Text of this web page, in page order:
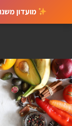
מועדון